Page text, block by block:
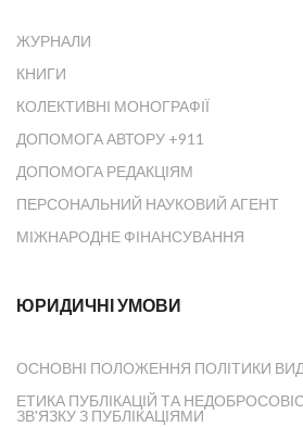
ЖУРНАЛИ
КНИГИ
КОЛЕКТИВНІ МОНОГРАФІЇ
ДОПОМОГА АВТОРУ +911
ДОПОМОГА РЕДАКЦІЯМ
ПЕРСОНАЛЬНИЙ НАУКОВИЙ АГЕНТ
МІЖНАРОДНЕ ФІНАНСУВАННЯ
ЮРИДИЧНІ УМОВИ
ОСНОВНІ ПОЛОЖЕННЯ ПОЛІТИКИ
ЕТИКА ПУБЛІКАЦІЙ ТА
ЗВ'ЯЗКУ З ПУБЛІКАЦІЯМИ